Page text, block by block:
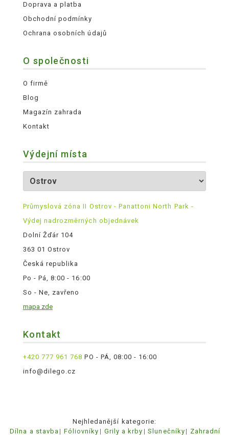
Doprava a platba
Obchodní podmínky
Ochrana osobních údajů
O společnosti
O firmě
Blog
Magazín zahrada
Kontakt
Výdejní místa
Průmyslová zóna II Ostrov - Panattoni North Park -
Výdej nadrozměrných objednávek
Dolní Žďár 104
363 01 Ostrov
Česká republika
Po - Pá, 8:00 - 16:00
So - Ne, zavřeno
mapa zde
Kontakt
+420 777 961 768 PO - PÁ, 08:00 - 16:00
info@dilego.cz
Nejhledanější kategorie:
Dílna a stavba
Fóliovníky Grily a krby Slunečníky Zahradní